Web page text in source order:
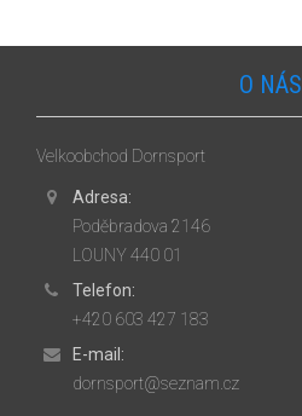
O NÁS
Velkoobchod Dornsport
Adresa:
Poděbradova 2146
LOUNY 440 01
Telefon:
+420 603 427 183
E-mail:
dornsport@seznam.cz